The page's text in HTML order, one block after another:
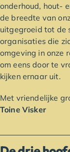
onderhoud, hout-
de breedte van
uitgegroeid tot de
organisaties die
omgeving in onze
om eens door te
kijken ernaar uit.
Met vriendelijke
Toine Visker